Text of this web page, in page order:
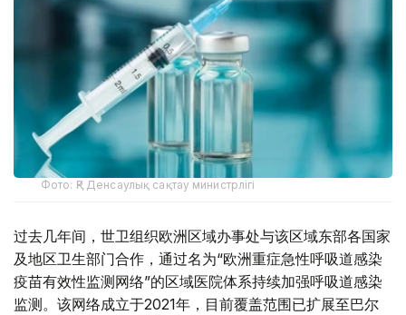
Фото: ҚР Денсаулық сақтау министрлігі
过去几年间，世卫组织欧洲区域办事处与该区域东部各国家
及地区卫生部门合作，通过名为“欧洲重症急性呼吸道感染
疫苗有效性监测网络”的区域医院体系持续加强呼吸道感染
监测。该网络成立于2021年，目前覆盖范围已扩展至巴尔